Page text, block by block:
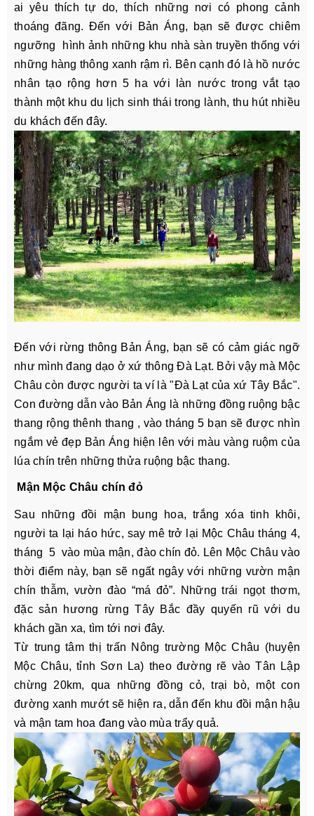
ai yêu thích tự do, thích những nơi có phong cảnh
thoáng đãng. Đến với Bản Áng, bạn sẽ được chiêm
ngưỡng hình ảnh những khu nhà sàn truyền thống với
những hàng thông xanh rậm rì. Bên cạnh đó là hồ nước
nhân tạo rộng hơn 5 ha với làn nước trong vắt tạo
thành một khu du lịch sinh thái trong lành, thu hút nhiều
du khách đến đây.
Đến với rừng thông Bản Áng, bạn sẽ có cảm giác ngỡ
như mình đang dạo ở xứ thông Đà Lạt. Bởi vậy mà Mộc
Châu còn được người ta ví là "Đà Lạt của xứ Tây Bắc".
Con đường dẫn vào Bản Áng là những đồng ruộng bậc
thang rộng thênh thang , vào tháng 5 bạn sẽ được nhìn
ngắm vẻ đẹp Bản Áng hiện lên với màu vàng ruộm của
lúa chín trên những thửa ruộng bậc thang.
Mận Mộc Châu chín đỏ
Sau những đồi mận bung hoa, trắng xóa tinh khôi,
người ta lại háo hức, say mê trở lại Mộc Châu tháng 4,
tháng 5 vào mùa mận, đào chín đỏ. Lên Mộc Châu vào
thời điểm này, bạn sẽ ngất ngây với những vườn mận
chín thẫm, vườn đào “má đỏ”. Những trái ngọt thơm,
đặc sản hương rừng Tây Bắc đầy quyến rũ với du
khách gần xa, tìm tới nơi đây.
Từ trung tâm thị trấn Nông trường Mộc Châu (huyện
Mộc Châu, tỉnh Sơn La) theo đường rẽ vào Tân Lập
chừng 20km, qua những đồng cỏ, trại bò, một con
đường xanh mướt sẽ hiện ra, dẫn đến khu đồi mận hậu
và mận tam hoa đang vào mùa trẩy quả.